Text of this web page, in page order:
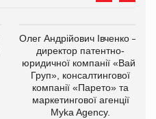
Олег Андрійович Івченко —
директор патентно-
юридичної компанії «Вайз
Груп», консалтингової
компанії «Парето» та
маркетингової агенції
Myka Agency.